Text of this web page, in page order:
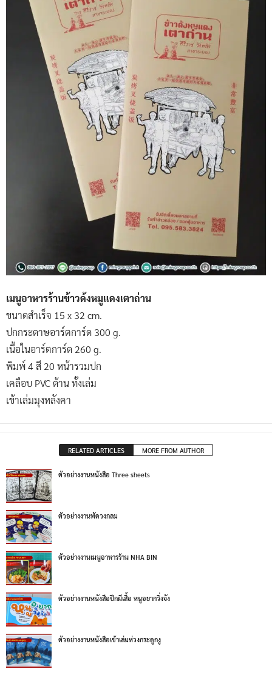
เมนูอาหารร้านข้าวด้งหมูแดงเตาถ่าน
ขนาดสำเร็จ 15 x 32 cm.
ปกกระดาษอาร์ตการ์ด 300 g.
เนื้อในอาร์ตการ์ด 260 g.
พิมพ์ 4 สี 20 หน้ารวมปก
เคลือบ PVC ด้าน ทั้งเล่ม
เข้าเล่มมุงหลังคา
RELATED ARTICLES MORE FROM AUTHOR
ตัวอย่างงานหนังสือ Three sheets
ตัวอย่างงานพัดวงกลม
ตัวอย่างงานเมนูอาหารร้าน NHA BIN
ตัวอย่างงานหนังสือปีกผีเสื้อ หนูอยากวิ่งจัง
ตัวอย่างงานหนังสือเข้าเล่มห่วงกระดูกงู